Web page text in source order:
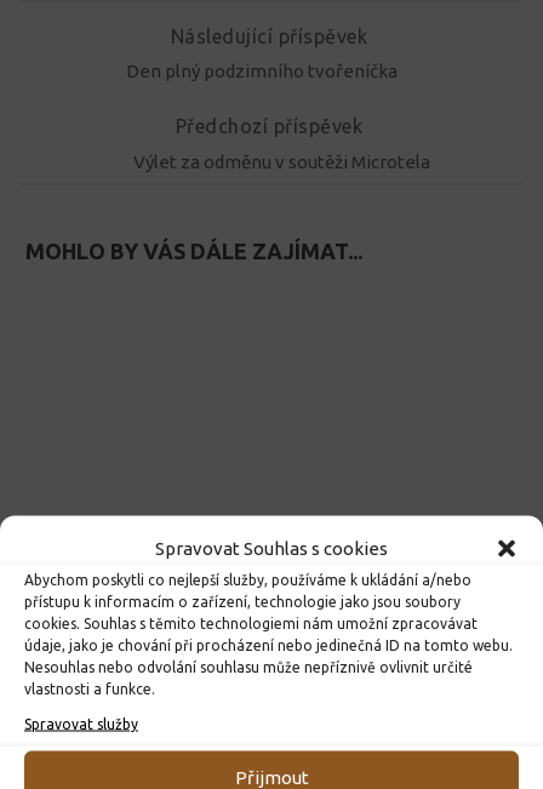
Spravovat Souhlas s cookies
Abychom poskytli co nejlepší služby, používáme k ukládání a/nebo
přístupu k informacím o zařízení, technologie jako jsou soubory
cookies. Souhlas s těmito technologiemi nám umožní zpracovávat
údaje, jako je chování při procházení nebo jedinečná ID na tomto webu.
Nesouhlas nebo odvolání souhlasu může nepříznivě ovlivnit určité
vlastnosti a funkce.
Spravovat služby
Přijmout
Následující příspěvek
Den plný podzimního tvořeníčka
Předchozí příspěvek
Výlet za odměnu v soutěži Microtela
MOHLO BY VÁS DÁLE ZAJÍMAT...
Dětská scéna 2024
25. 3. 2024
Den otevřených dveří
mateřské školy
3. 4. 2025
ZÁKLADNÍ INFORMACE